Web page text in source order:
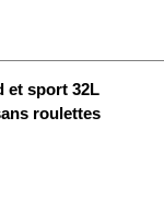
et sport 32L
roulettes